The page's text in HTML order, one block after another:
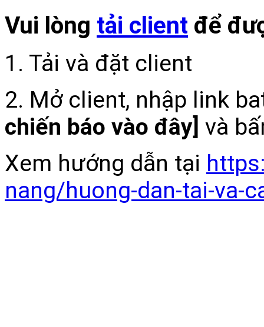
Vui lòng tải client để
1. Tải và đặt client
2. Mở client, nhập link
chiến báo vào đây] và
Xem hướng dẫn tại
nang/huong-dan-tai-va-